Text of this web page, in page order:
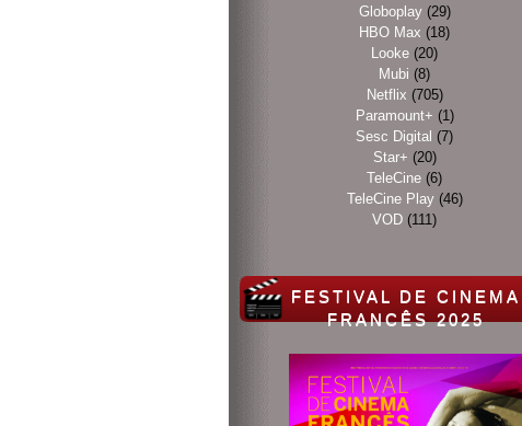
Globoplay (29)
HBO Max (18)
Looke (20)
Mubi (8)
Netflix (705)
Paramount+ (1)
Sesc Digital (7)
Star+ (20)
TeleCine (6)
TeleCine Play (46)
VOD (111)
FESTIVAL DE CINEMA
FRANCÊS 2025